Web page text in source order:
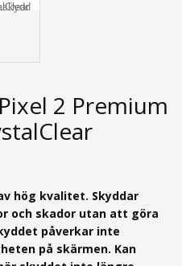
2 Premium
hög kvalitet. Skyddar
och skador utan att göra
påverkar inte
på skärmen. Kan